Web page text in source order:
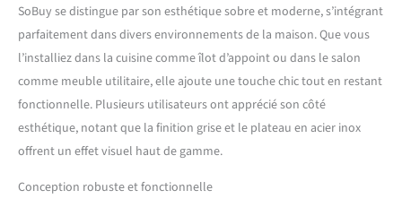
organiser efficacement
votre cuisine [RANGEMENT
POLYVALENT ET
FONCTIONNEL] Ce chariot
de cuisine est équipé d'un
plan de travail cuisine en
inox, de deux tiroirs
spacieux et d'un placard
un rangement optimal de
SoBuy se distingue par son esthétique sobre et moderne, s’intégrant
parfaitement dans divers environnements de la maison. Que vous
l’installiez dans la cuisine comme îlot d’appoint ou dans le salon
comme meuble utilitaire, elle ajoute une touche chic tout en restant
fonctionnelle. Plusieurs utilisateurs ont apprécié son côté
esthétique, notant que la finition grise et le plateau en acier inox
offrent un effet visuel haut de gamme.
Conception robuste et fonctionnelle